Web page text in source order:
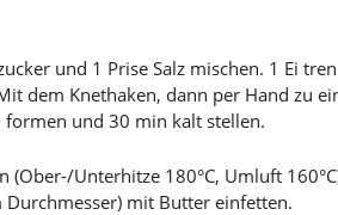
und 1 Prise Salz mischen. 1 Ei
dem Knethaken, dann per Hand zu
formen und 30 min kalt stellen.
(Ober-/Unterhitze 180°C, Umluft
Durchmesser) mit Butter einfetten.